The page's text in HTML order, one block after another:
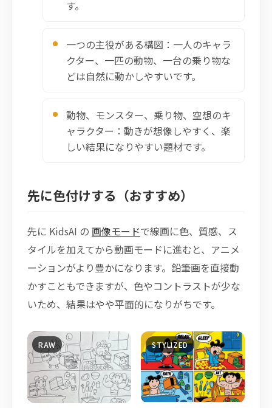
す。
一つの主役がある構図：一人のキャラ
クター、一匹の動物、一台の乗り物な
どは自然に動かしやすいです。
動物、モンスター、乗り物、空想のキ
ャラクター：動きが想像しやすく、楽
しい結果になりやすい題材です。
先に色付けする（おすすめ）
先に KidsAI の 画像モードで線画に色、質感、ス
タイルを加えてから動画モードに進むと、アニメ
ーションがより豊かになります。鉛筆画を直接動
かすこともできますが、色やコントラストが少な
いため、結果はやや平面的になりがちです。